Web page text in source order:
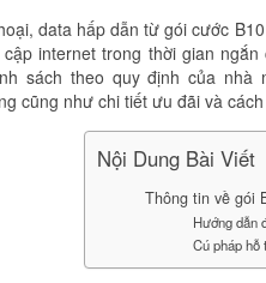
data hấp dẫn từ gói cước
internet trong thời gian ngắn
sách theo quy định của
cũng như chi tiết ưu đãi và
Nội Dung Bài Viết
Thông tin về gói
Hướng dẫn
Cú pháp